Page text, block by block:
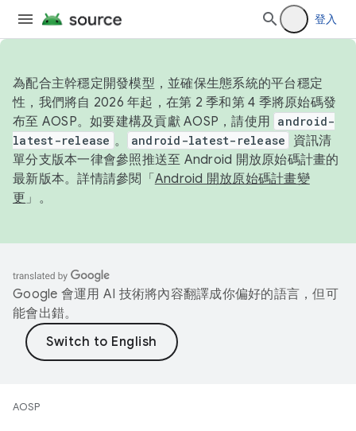
登入
為配合主幹穩定開發模型，並確保生態系統的平台穩定
性，我們將自 2026 年起，在第 2 季和第 4 季將原始碼發
布至 AOSP。如要建構及貢獻 AOSP，請使用 android-
latest-release 。 android-latest-release
資訊清
單分支版本一律會參照推送至 Android 開放原始碼計畫的
最新版本。詳情請參閱「 Android 開放原始碼計畫變
更 」。
Google 會運用 AI 技術將內容翻譯成你偏好的語言，但可
能會出錯。
AOSP